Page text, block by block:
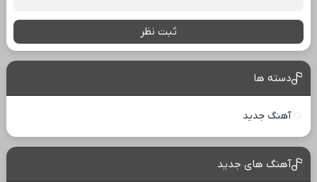
ثبت نظر
دسته ها
آهنگ جدید
آهنگ های جدید